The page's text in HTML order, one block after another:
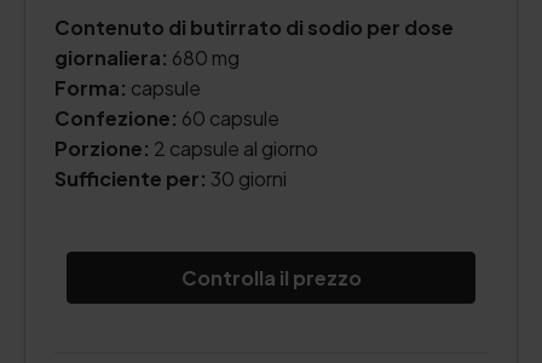
Contenuto di butirrato di sodio per dose
giornaliera: 680 mg
Forma: capsule
Confezione: 60 capsule
Porzione: 2 capsule al giorno
Sufficiente per: 30 giorni
Controlla il prezzo